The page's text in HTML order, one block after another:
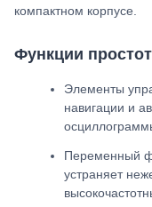
компактном корпусе.
Функции
Элементы
навигации и
Переменный
устраняет